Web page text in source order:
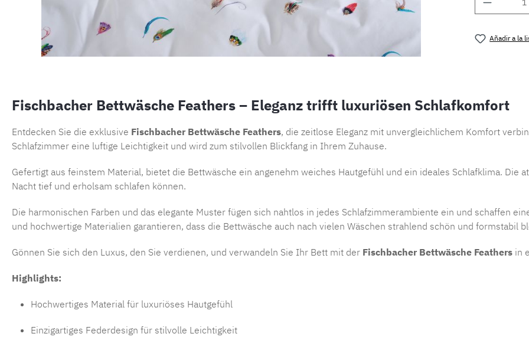
Añadir a la
Fischbacher Bettwäsche Feathers – Eleganz trifft luxuriösen Schlafkomfort
Entdecken Sie die exklusive Fischbacher Bettwäsche Feathers, die zeitlose Eleganz mit unvergleichlichem Komfort
Schlafzimmer eine luftige Leichtigkeit und wird zum stilvollen Blickfang in Ihrem Zuhause.
Gefertigt aus feinstem Material, bietet die Bettwäsche ein angenehm weiches Hautgefühl und ein ideales Schlafklima. Die
Nacht tief und erholsam schlafen können.
Die harmonischen Farben und das elegante Muster fügen sich nahtlos in jedes Schlafzimmerambiente ein und schaffen
und hochwertige Materialien garantieren, dass die Bettwäsche auch nach vielen Wäschen strahlend schön und formstabil
Gönnen Sie sich den Luxus, den Sie verdienen, und verwandeln Sie Ihr Bett mit der Fischbacher Bettwäsche Feathers in
Highlights:
Hochwertiges Material für luxuriöses Hautgefühl
Einzigartiges Federdesign für stilvolle Leichtigkeit